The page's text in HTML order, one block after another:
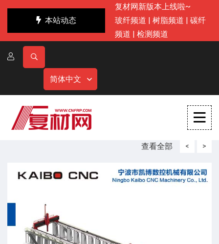
本站动态
复材网新版本上线啦~
玻纤频道 | 树脂频道 | 碳纤
频道 | 检测频道
简体中文
查看全部 < >